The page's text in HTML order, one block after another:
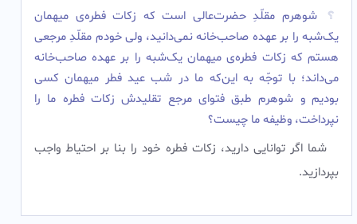
شوهرم مقلّدِ حضرت‌عالی است که زکات فطره‌ی میهمان
‌یک‌شبه را بر عهده صاحب‌خانه نمى‌دانید، ولى خودم مقلّدِ مرجعى
هستم که زکات فطره‌ی میهمان ‌یک‌شبه را بر عهده صاحب‌خانه
مى‌داند؛ با توجّه به این‌که ما در شب عید فطر میهمان کسى
بودیم و شوهرم طبق فتواى مرجع تقلیدش زکات فطره ما را
نپرداخت، وظیفه ما چیست؟
شما اگر توانایى دارید، زکات فطره خود را بنا بر احتیاط واجب
بپردازید.